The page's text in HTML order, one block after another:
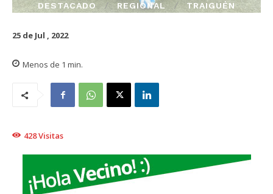
DESTACADO REGIONAL TRAIGUÉN
25 de Jul , 2022
Menos de 1 min.
428Visitas